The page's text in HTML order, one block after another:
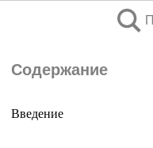
Содержание
Введение